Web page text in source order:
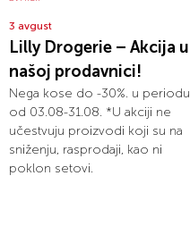
3 avgust
Lilly Drogerie – Akcija u
našoj prodavnici!
Nega kose do -30%. u periodu
od 03.08-31.08. *U akciji ne
učestvuju proizvodi koji su na
sniženju, rasprodaji, kao ni
poklon setovi.